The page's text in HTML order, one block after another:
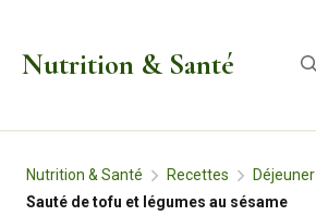
Nutrition & Santé
Nutrition & Santé Recettes
Déjeuner
Sauté de tofu et légumes au sésame